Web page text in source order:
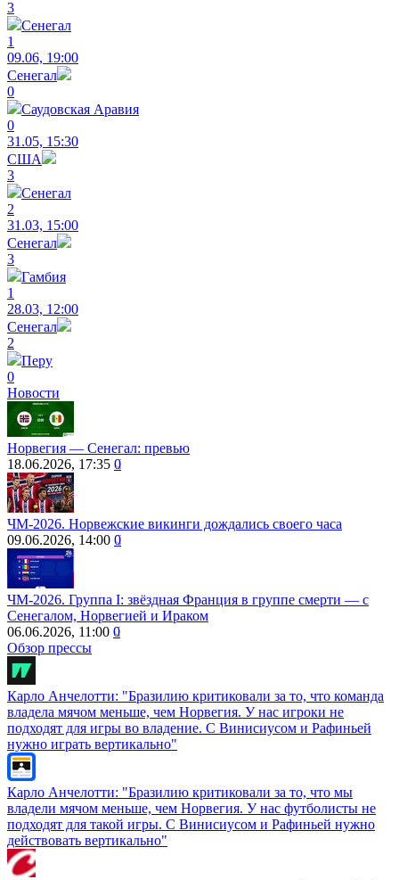
3
Сенегал
1
09.06, 19:00
Сенегал
0
Саудовская Аравия
0
31.05, 15:30
США
3
Сенегал
2
31.03, 15:00
Сенегал
3
Гамбия
1
28.03, 12:00
Сенегал
2
Перу
0
Новости
Норвегия ― Сенегал: превью
18.06.2026, 17:35 0
ЧМ-2026. Норвежские викинги дождались своего часа
09.06.2026, 14:00 0
ЧМ-2026. Группа I: звёздная Франция в группе смерти — с
Сенегалом, Норвегией и Ираком
06.06.2026, 11:00 0
Обзор прессы
Карло Анчелотти: "Бразилию критиковали за то, что команда
владела мячом меньше, чем Норвегия. У нас игроки не
подходят для игры во владение. С Винисиусом и Рафиньей
нужно играть вертикально"
Карло Анчелотти: "Бразилию критиковали за то, что мы
владели мячом меньше, чем Норвегия. У нас футболисты не
подходят для такой игры. С Винисиусом и Рафиньей нужно
действовать вертикально"